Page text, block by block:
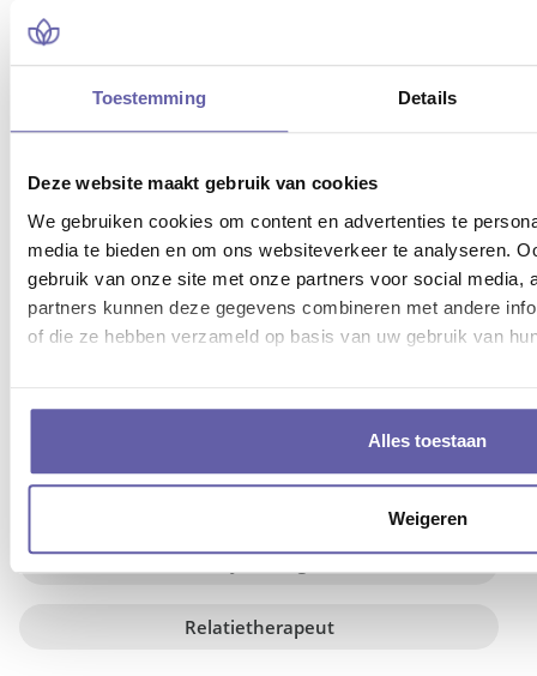
Toestemming Details
Deze website maakt gebruik van cookies
We gebruiken cookies om content en advertenties te
media te bieden en om ons websiteverkeer te analyseren.
gebruik van onze site met onze partners voor social media,
partners kunnen deze gegevens combineren met andere
of die ze hebben verzameld op basis van uw gebruik van
Alles toestaan
Weigeren
MEEST GEZOCHTE SOORTEN
COACHING
Loopbaancoach
Psycholoog
Relatietherapeut